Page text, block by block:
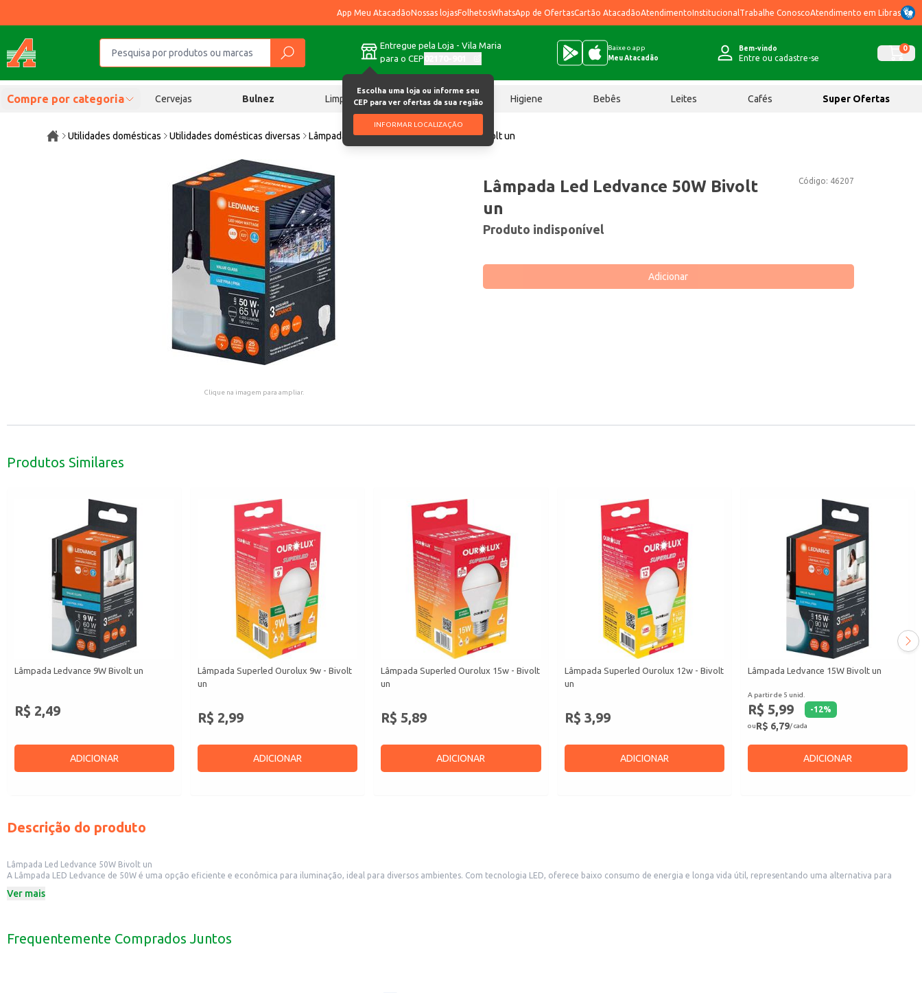
App Meu AtacadãoNossas lojasFolhetosWhatsApp de OfertasCartão AtacadãoAtendimentoInstitucional Trabalhe ConoscoAtendimento em Libras
Entregue pela Loja - Vila Maria
para o CEP
Escolha uma loja ou informe seu
CEP para ver ofertas da sua região
INFORMAR LOCALIZAÇÃO
Baixe o app
Meu Atacadão
Bem-vindo
Entre ou cadastre-se
0
Compre por categoria Cervejas Bulnez Limpeza Chocolates Higiene Bebês Leites Cafés Super Ofertas
Utilidades domésticas Utilidades domésticas diversas Lâmpada Lâmpada Led Ledvance 50W Bivolt un
Clique na imagem para ampliar.
Código: 46207
Lâmpada Led Ledvance 50W Bivolt
un
Produto indisponível
Adicionar
Produtos Similares
Lâmpada Ledvance 9W Bivolt un
R$ 2,49
ADICIONAR
Lâmpada Superled Ourolux 9w - Bivolt
un
R$ 2,99
ADICIONAR
Lâmpada Superled Ourolux 15w - Bivolt
un
R$ 5,89
ADICIONAR
Lâmpada Superled Ourolux 12w - Bivolt
un
R$ 3,99
ADICIONAR
Lâmpada Ledvance 15W Bivolt un
A partir de 5 unid.
R$ 5,99 -12%
ouR$ 6,79/ cada
ADICIONAR
Descrição do produto
Lâmpada Led Ledvance 50W Bivolt un
A Lâmpada LED Ledvance de 50W é uma opção eficiente e econômica para iluminação, ideal para diversos ambientes. Com tecnologia LED, oferece baixo consumo de energia e longa vida útil, representando uma alternativa para
Esta lâmpada é bivolt, facilitando a instalação em diferentes locais sem a necessidade de adaptadores. Sua potência de 50W proporciona uma iluminação adequada para diversos espaços, desde residências até estabelecimentos
Pode ser utilizada em escritórios e ambientes de trabalho, proporcionando uma iluminação clara e eficiente.
Ver mais
Frequentemente Comprados Juntos